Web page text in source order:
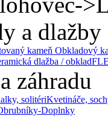
a dlažby
kameň Obkladový
dlažba / obklad
záhradu
solitériKvetináče,
Doplnky